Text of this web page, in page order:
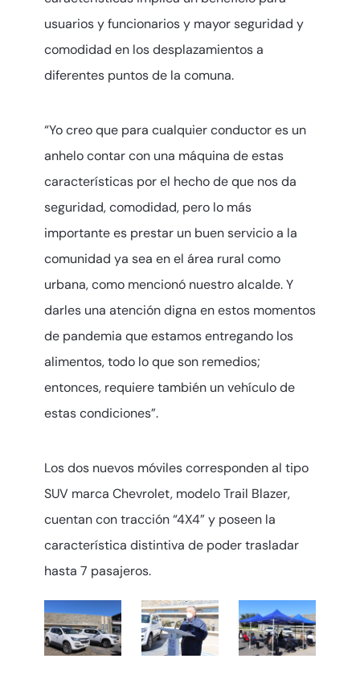
usuarios y funcionarios y mayor seguridad y
comodidad en los desplazamientos a
diferentes puntos de la comuna.
“Yo creo que para cualquier conductor es un
anhelo contar con una máquina de estas
características por el hecho de que nos da
seguridad, comodidad, pero lo más
importante es prestar un buen servicio a la
comunidad ya sea en el área rural como
urbana, como mencionó nuestro alcalde. Y
darles una atención digna en estos momentos
de pandemia que estamos entregando los
alimentos, todo lo que son remedios;
entonces, requiere también un vehículo de
estas condiciones”.
Los dos nuevos móviles corresponden al tipo
SUV marca Chevrolet, modelo Trail Blazer,
cuentan con tracción “4X4” y poseen la
característica distintiva de poder trasladar
hasta 7 pasajeros.